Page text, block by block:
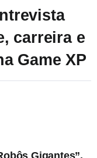
carreira e
Game XP
Gigantes”,